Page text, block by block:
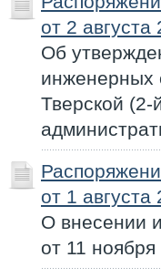
от 2 августа
Об
инженерных
Тверской (2-
от 1 августа
О внесении
от 11